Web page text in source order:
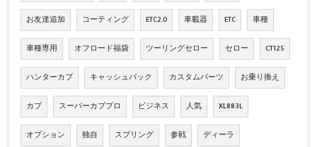
お友達追加 コーティング ETC2.0 車載器 ETC 車種
車種専用 オフロード福袋 ツーリングセロー セロー CT125
ハンターカブ キャッシュバック カスタムパーツ お乗り換え
カブ スーパーカブプロ ビジネス 人気 XL883L
オプション 独自 スプリング 参戦 ディーラ